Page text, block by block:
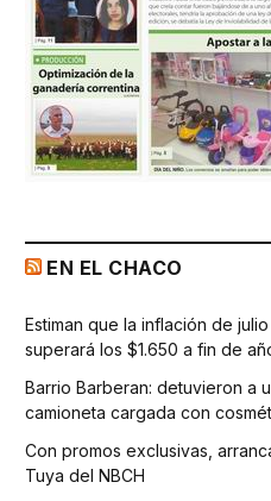
EN EL CHACO
Estiman que la inflación de
superará los $1.650 a fin de
Barrio Barberan: detuvieron a
camioneta cargada con
Con promos exclusivas,
Tuya del NBCH